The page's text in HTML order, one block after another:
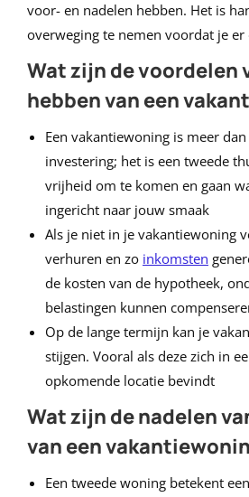
voor- en nadelen hebben. Het is
overweging te nemen voordat je er
Wat zijn de voordelen
hebben van een
Een vakantiewoning is meer
investering; het is een tweede
vrijheid om te komen en gaan
ingericht naar jouw smaak
Als je niet in je vakantiewoning
verhuren en zo inkomsten
de kosten van de hypotheek,
belastingen kunnen
Op de lange termijn kan je
stijgen. Vooral als deze zich in
opkomende locatie bevindt
Wat zijn de nadelen
van een
Een tweede woning betekent